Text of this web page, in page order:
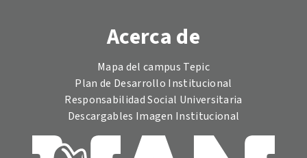
Acerca de
Mapa del campus Tepic
Plan de Desarrollo Institucional
Responsabilidad Social Universitaria
Descargables Imagen Institucional